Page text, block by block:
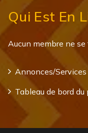
Qui Est En
Aucun membre ne
Annonces/Services
Tableau de bord